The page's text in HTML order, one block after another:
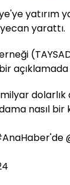
yatırım
yarattı.
nasıl bir
'de